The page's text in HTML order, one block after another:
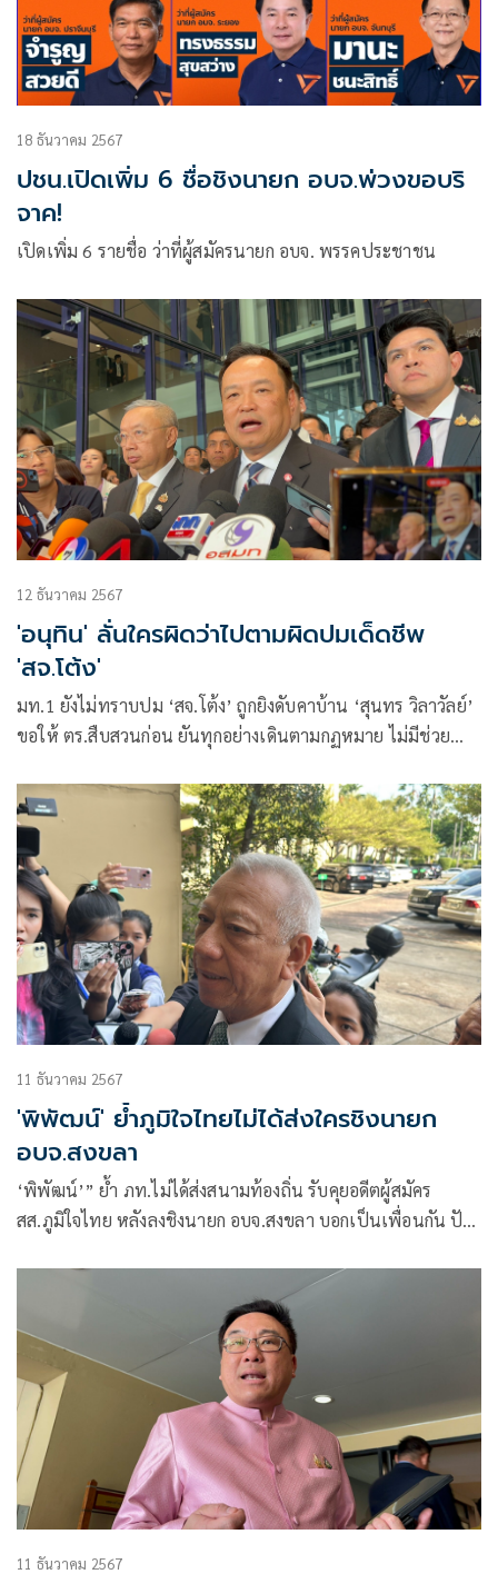
18 ธันวาคม 2567
ปชน.เปิดเพิ่ม 6 ชื่อชิงนายก อบจ.พ่วงขอบริ
จาค!
เปิดเพิ่ม 6 รายชื่อ ว่าที่ผู้สมัครนายก อบจ. พรรคประชาชน
12 ธันวาคม 2567
'อนุทิน' ลั่นใครผิดว่าไปตามผิดปมเด็ดชีพ
'สจ.โต้ง'
มท.1 ยังไม่ทราบปม ‘สจ.โต้ง’ ถูกยิงดับคาบ้าน ‘สุนทร วิลาวัลย์’
ขอให้ ตร.สืบสวนก่อน ยันทุกอย่างเดินตามกฏหมาย ไม่มีช่วย
11 ธันวาคม 2567
'พิพัฒน์' ย้ำภูมิใจไทยไม่ได้ส่งใครชิงนายก
อบจ.สงขลา
‘พิพัฒน์’” ย้ำ​ ภท.ไม่ได้ส่งสนามท้องถิ่น รับคุยอดีตผู้สมัคร
สส.ภูมิใจไทย หลังลงชิงนายก อบจ.สงขลา​ บอกเป็นเพื่อนกัน​ ปัด
11 ธันวาคม 2567